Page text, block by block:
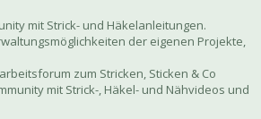
mit Strick- und Häkelanleitungen.
der eigenen Projekte,
zum Stricken, Sticken & Co
mit Strick-, Häkel- und Nähvideos und